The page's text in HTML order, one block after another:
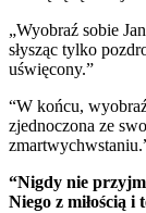
„Wyobraź sobie
słysząc tylko
uświęcony.”
“W końcu,
zjednoczona ze
“Nigdy nie
Niego z miłością i